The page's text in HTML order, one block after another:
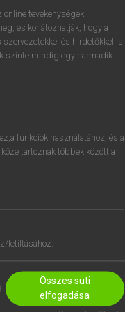
elindításához
ésbelépek.
online tevékenységek
és korlátozhatják, hogy a
és hirdetőkkel is
szinte mindig egy harmadik
funkciók használatához, és a
tartoznak többek között a
letiltásához.
Összes süti
elfogadása